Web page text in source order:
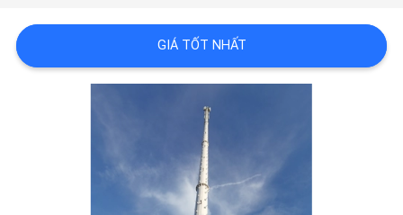
CHÚNG
TÔI
GIÁ TỐT NHẤT